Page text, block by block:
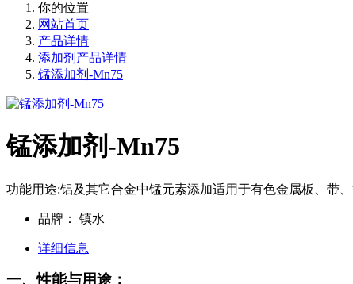
你的位置
网站首页
产品详情
添加剂产品详情
锰添加剂-Mn75
锰添加剂-Mn75
功能用途:铝及其它合金中锰元素添加适用于有色金属板、带
品牌： 镇水
详细信息
一、性能与用途：